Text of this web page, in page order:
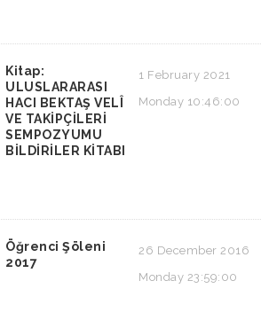
Kitap:
ULUSLARARASI
HACI BEKTAŞ VELÎ
VE TAKİPÇİLERİ
SEMPOZYUMU
BİLDİRİLER KİTABI
1 February 2021
Monday 10:46:00
Öğrenci Şöleni
2017
26 December 2016
Monday 23:59:00